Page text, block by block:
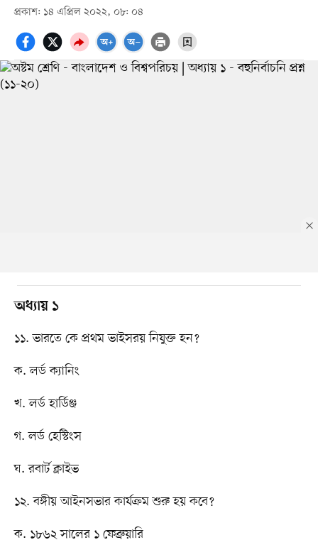
প্রকাশ: ১৪ এপ্রিল ২০২২, ০৮: ০৪
অধ্যায় ১
১১. ভারতে কে প্রথম ভাইসরয় নিযুক্ত হন?
ক. লর্ড ক্যানিং
খ. লর্ড হার্ডিঞ্জ
গ. লর্ড হেস্টিংস
ঘ. রবার্ট ক্লাইভ
১২. বঙ্গীয় আইনসভার কার্যক্রম শুরু হয় কবে?
ক. ১৮৬২ সালের ১ ফেব্রুয়ারি